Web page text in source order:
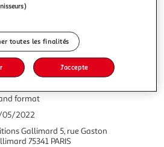
format
05/2022
Gallimard 5, rue Gaston
75341 PARIS
toutes les finalités
J'accepte